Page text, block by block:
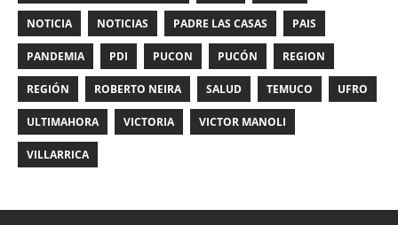
NOTICIA NOTICIAS PADRE LAS CASAS PAIS
PANDEMIA PDI PUCON PUCÓN REGION
REGIÓN ROBERTO NEIRA SALUD TEMUCO UFRO
ULTIMAHORA VICTORIA VICTOR MANOLI
VILLARRICA